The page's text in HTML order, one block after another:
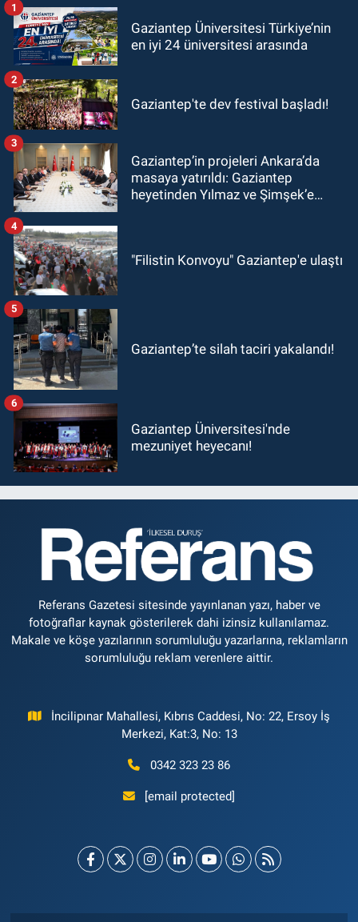
Gaziantep Üniversitesi Türkiye’nin
en iyi 24 üniversitesi arasında
1
Gaziantep'te dev festival başladı!
2
Gaziantep’in projeleri Ankara’da
masaya yatırıldı: Gaziantep
heyetinden Yılmaz ve Şimşek’e
3
"Filistin Konvoyu" Gaziantep'e ulaştı
4
Gaziantep’te silah taciri yakalandı!
5
Gaziantep Üniversitesi'nde
mezuniyet heyecanı!
6
Referans Gazetesi sitesinde yayınlanan yazı, haber ve
fotoğraflar kaynak gösterilerek dahi izinsiz kullanılamaz.
Makale ve köşe yazılarının sorumluluğu yazarlarına, reklamların
sorumluluğu reklam verenlere aittir.
İncilipınar Mahallesi, Kıbrıs Caddesi, No: 22, Ersoy İş
Merkezi, Kat:3, No: 13
0342 323 23 86
[email protected]